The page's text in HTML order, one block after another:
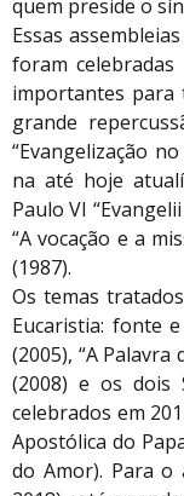
quem preside o
Essas
foram
importantes para
grande
“Evangelização
na até hoje
Paulo VI
“A vocação e a
(1987).
Os temas
Eucaristia: fonte
(2005), “A
(2008) e os dois
celebrados em
Apostólica do
do Amor). Para